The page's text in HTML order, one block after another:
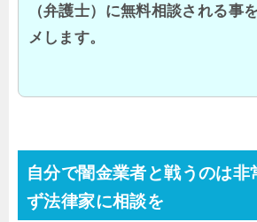
（弁護士）に無料相談される事
メします。
自分で闇金業者と戦うのは非
ず法律家に相談を